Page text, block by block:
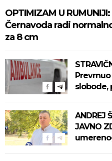
OPTIMIZAM U
Černavoda radi
za 8 cm
slobode,
ANDREJ
JAVNO